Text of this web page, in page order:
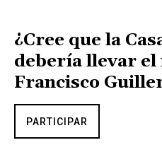
¿Cree que la
debería llevar el
Francisco
PARTICIPAR